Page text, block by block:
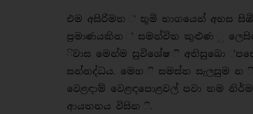
එම අසිරිමත ් භූමි භාගයෙන් අහස
ප්‍රමාණයකින ් සමන්විත කුළුණ
ිවාස මෙන්ම සුවිශේෂ ී අතිසුඛො
සන්නද්ධය. මෙහ ි සමස්ත සැලසුම න
වෙළඳාම් වෙළඳපොළවල් පවා තම
ආයතනය විසින ි.